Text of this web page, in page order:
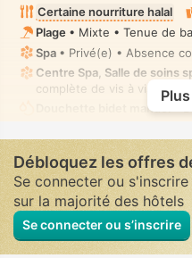
Certaine nourriture halal
Plage • Mixte • Tenue de
Spa • Privé(e) • Absence
Centre Spa, Salle de soins
complète de vis à vis
Douchette bidet manuel
•
Débloquez les offres
Se connecter ou
sur la majorité des hôtels
Se connecter ou s’inscrire